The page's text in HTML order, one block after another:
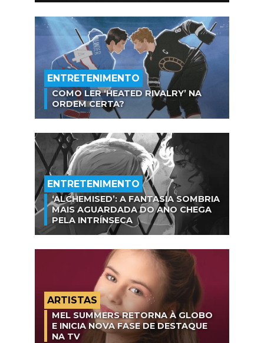
ENTRETENIMENTO
COMO LER ‘HEATED RIVALRY’ NA
ORDEM CERTA?
ENTRETENIMENTO
‘ALCHEMISED’: A FANTASIA SOMBRIA
MAIS AGUARDADA DO ANO CHEGA
PELA INTRÍNSECA
ARTISTAS
MEL SUMMERS RETORNA À GLOBO
E INICIA NOVA FASE DE DESTAQUE
NA TV